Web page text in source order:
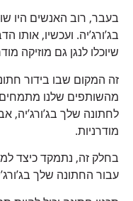
בג’ורג’יה. ועכשיו, אותו
שיוכלו לנגן גם מוזיקה
זה המקום שבו בידור
מהשותפים שלנו מתמחים
לחתונה שלך בג’ורג’יה,
מודרניות.
בחלק זה, נתמקד כיצד
עבור החתונה שלך בג’ורג’יה.